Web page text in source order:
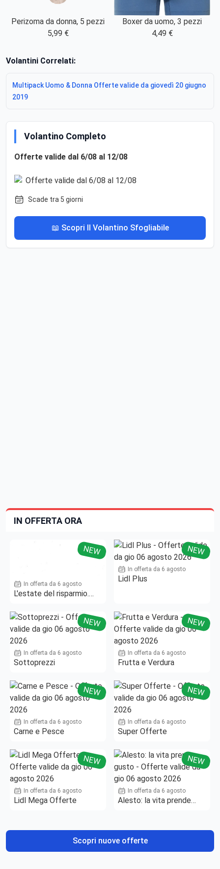
Perizoma da donna, 5 pezzi
5,99 €
Boxer da uomo, 3 pezzi
4,49 €
Volantini Correlati:
Multipack Uomo & Donna Offerte valide da giovedì 20 giugno
2019
Volantino Completo
Offerte valide dal 6/08 al 12/08
Scade tra 5 giorni
📖 Scopri Il Volantino Sfogliabile
IN OFFERTA ORA
NEW
In offerta da 6 agosto
L'estate del risparmio.
NEW
In offerta da 6 agosto
Lidl Plus
NEW
In offerta da 6 agosto
Sottoprezzi
NEW
In offerta da 6 agosto
Frutta e Verdura
NEW
In offerta da 6 agosto
Carne e Pesce
NEW
In offerta da 6 agosto
Super Offerte
NEW
In offerta da 6 agosto
Lidl Mega Offerte
NEW
In offerta da 6 agosto
Alesto: la vita prende
Scopri nuove offerte